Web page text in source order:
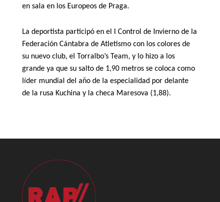
en sala en los Europeos de Praga.
La deportista participó en el I Control de Invierno de la
Federación Cántabra de Atletismo con los colores de
su nuevo club, el Torralbo’s Team, y lo hizo a los
grande ya que su salto de 1,90 metros se coloca como
líder mundial del año de la especialidad por delante
de la rusa Kuchina y la checa Maresova (1,88).